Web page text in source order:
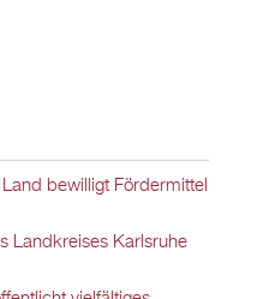
bewilligt Fördermittel
Landkreises Karlsruhe